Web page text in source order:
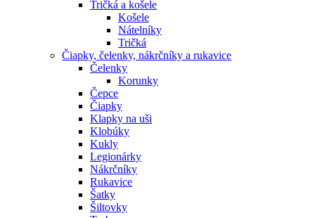
Tričká a košele
Košele
Nátelníky
Tričká
Čiapky, čelenky, nákrčníky a rukavice
Čelenky
Korunky
Čepce
Čiapky
Klapky na uši
Klobúky
Kukly
Legionárky
Nákrčníky
Rukavice
Šatky
Šiltovky